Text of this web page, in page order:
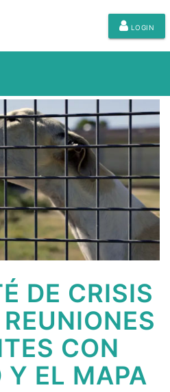
LOGIN
DE CRISIS
CON
Y EL MAPA